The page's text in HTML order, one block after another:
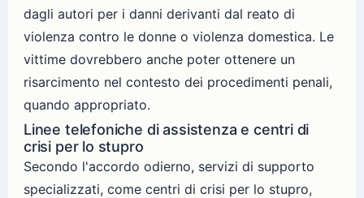
dagli autori per i danni derivanti dal reato di
violenza contro le donne o violenza domestica. Le
vittime dovrebbero anche poter ottenere un
risarcimento nel contesto dei procedimenti penali,
quando appropriato.
Linee telefoniche di assistenza e centri di
crisi per lo stupro
Secondo l'accordo odierno, servizi di supporto
specializzati, come centri di crisi per lo stupro,